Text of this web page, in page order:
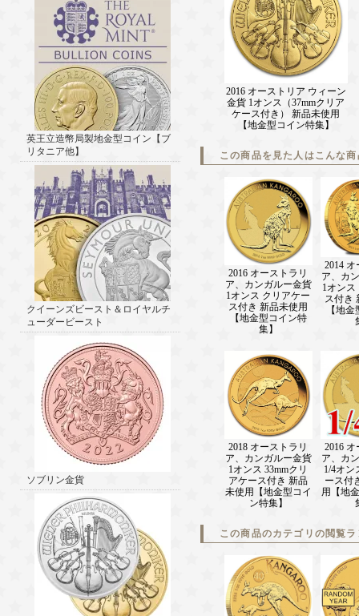
英王立造幣局製地金型コイン【ブ
リタニア他】
クイーンズビースト＆ロイヤルチ
ューダービースト
ソブリン金貨
2016 オーストリア ウィーン
金貨 1オンス（37mmクリア
ケース付き） 新品未使用
【地金型コイン特集】
この商品を見た人はこんな
2016 オーストラリ
ア、カンガルー金貨
1オンス クリアケー
ス付き 新品未使用
【地金型コイン特
集】
2014
ア、カ
1オンス
ス付き
【地
2018 オーストラリ
ア、カンガルー金貨
1オンス 33mmクリ
アケース付き 新品
未使用【地金型コイ
ン特集】
2016
ア、カ
1/4オン
ース付
用【地
この商品のカテゴリの閲覧